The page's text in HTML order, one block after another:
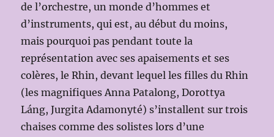
de l’orchestre, un monde d’hommes et
d’instruments, qui est, au début du moins,
mais pourquoi pas pendant toute la
représentation avec ses apaisements et ses
colères, le Rhin, devant lequel les filles du Rhin
(les magnifiques Anna Patalong, Dorottya
Láng, Jurgita Adamonyté) s’installent sur trois
chaises comme des solistes lors d’une